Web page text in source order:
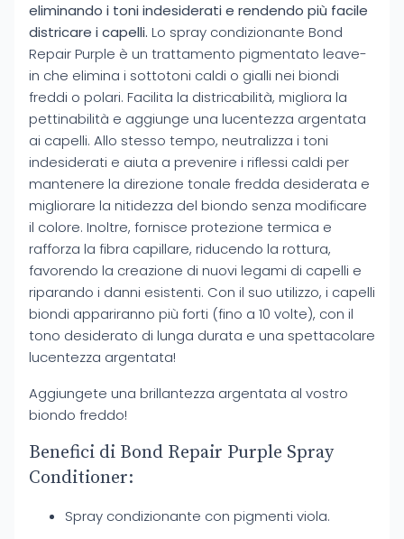
eliminando i toni indesiderati e rendendo più facile
districare i capelli. Lo spray condizionante Bond
Repair Purple è un trattamento pigmentato leave-
in che elimina i sottotoni caldi o gialli nei biondi
freddi o polari. Facilita la districabilità, migliora la
pettinabilità e aggiunge una lucentezza argentata
ai capelli. Allo stesso tempo, neutralizza i toni
indesiderati e aiuta a prevenire i riflessi caldi per
mantenere la direzione tonale fredda desiderata e
migliorare la nitidezza del biondo senza modificare
il colore. Inoltre, fornisce protezione termica e
rafforza la fibra capillare, riducendo la rottura,
favorendo la creazione di nuovi legami di capelli e
riparando i danni esistenti. Con il suo utilizzo, i capelli
biondi appariranno più forti (fino a 10 volte), con il
tono desiderato di lunga durata e una spettacolare
lucentezza argentata!
Aggiungete una brillantezza argentata al vostro
biondo freddo!
Benefici di Bond Repair Purple Spray
Conditioner:
Spray condizionante con pigmenti viola.